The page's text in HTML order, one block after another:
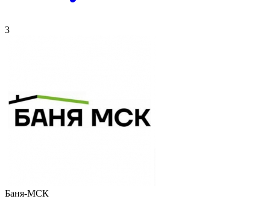
3
Баня-МСК